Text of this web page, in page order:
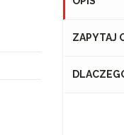
ZAPYTAJ